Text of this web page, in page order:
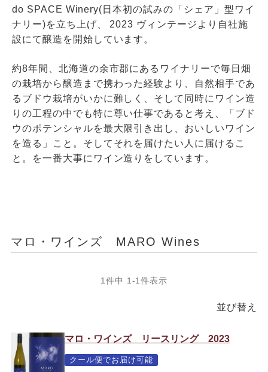
do SPACE Winery(日本初の試みの「シェア」型ワイ
ナリー)を立ち上げ、 2023 ヴィンテージより自社施
設にて醸造を開始しています。
約8年間、北海道の余市郡にあるワイナリーで毎日畑
の栽培から醸造まで携わった経験より、自然相手であ
るブドウ栽培がいかに難しく、そして同時にワイン造
りの工程の中でも特に尊い仕事であると考え、「ブド
ウのポテンシャルを最大限引き出し、おいしいワイン
を造る」こと。そしてそれを届けたい人に届けるこ
と。を一番大事にワイン造りをしています。
マロ・ワインズ MARO Wines
並び替え
1 件中 1 -1件表示
マロ・ワインズ リースリング 2023
クール便でお届け可能